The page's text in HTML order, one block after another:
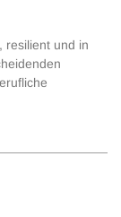
resilient und in